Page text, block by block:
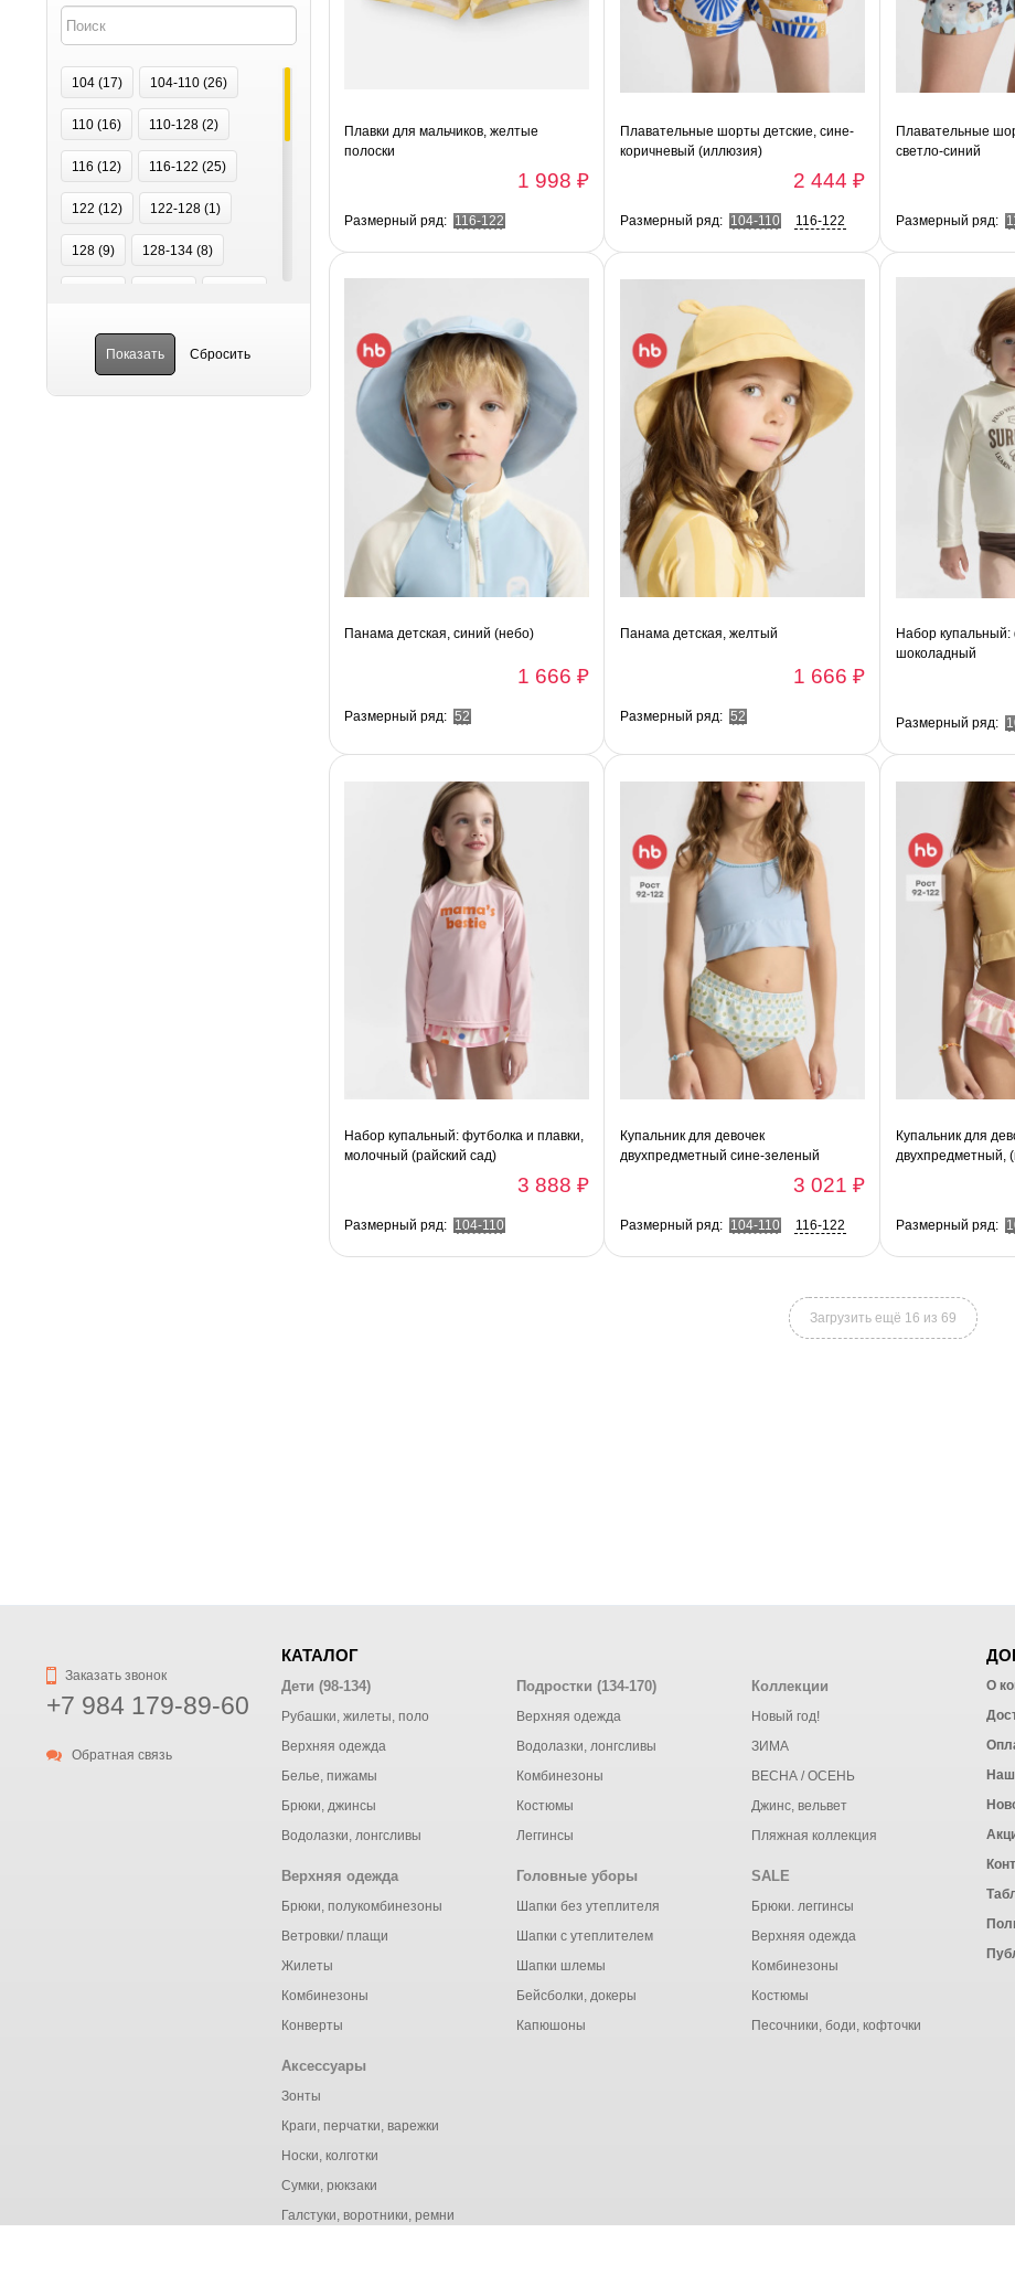
104 (17) 104-110 (26)
110 (16) 110-128 (2)
116 (12) 116-122 (25)
122 (12) 122-128 (1 )
128 (9) 128-134 (8)
152 (8) 158 (10
164 (10) 31-32 (
Плавки для мальчиков, желтые
полоски
1 998 ₽
Размерный ряд: 116-122
Плавательные шорты детские, сине-
коричневый (иллюзия)
2 444 ₽
Размерный ряд: 104-110 116-122
Плавательные
светло-синий
Размерный ряд:
Панама детская, синий (небо)
1 666 ₽
Размерный ряд: 52
Панама детская, желтый
1 666 ₽
Размерный ряд: 52
Набор купальный:
шоколадный
Размерный ряд:
Набор купальный: футболка и плавки,
молочный (райский сад)
3 888 ₽
Размерный ряд: 104-110
Купальник для девочек
двухпредметный сине-зеленый
3 021 ₽
Размерный ряд: 104-110 116-122
Купальник для
двухпредметный,
Размерный ряд:
Загрузить ещё 16 из 69
Заказать звонок
+7 984 179-89-60
Обратная связь
КАТАЛОГ
Дети (98-134)
Рубашки, жилеты, поло
Верхняя одежда
Белье, пижамы
Брюки, джинсы
Водолазки, лонгсливы
Подростки (134-170)
Верхняя одежда
Водолазки, лонгсливы
Комбинезоны
Костюмы
Леггинсы
Коллекции
Новый год!
ЗИМА
ВЕСНА / ОСЕНЬ
Джинс, вельвет
Пляжная коллекция
Верхняя одежда
Брюки, полукомбинезоны
Ветровки/ плащи
Жилеты
Комбинезоны
Конверты
Головные уборы
Шапки без утеплителя
Шапки с утеплителем
Шапки шлемы
Бейсболки, докеры
Капюшоны
SALE
Брюки. леггинсы
Верхняя одежда
Комбинезоны
Костюмы
Песочники, боди, кофточки
Аксессуары
Зонты
Краги, перчатки, варежки
Носки, колготки
Сумки, рюкзаки
Галстуки, воротники, ремни
О